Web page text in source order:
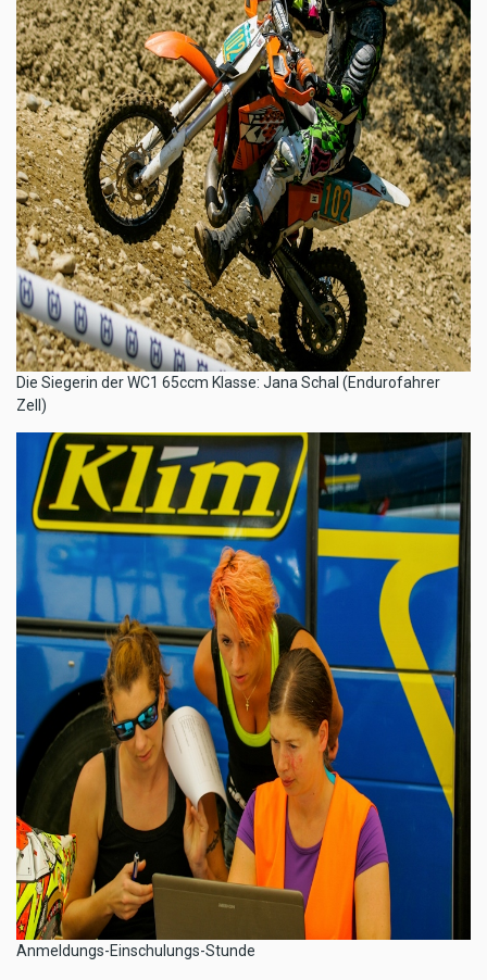
​Die Siegerin der WC1 65ccm Klasse: Jana Schal (Endurofahrer
Zell)
​Anmeldungs-Einschulungs-Stunde